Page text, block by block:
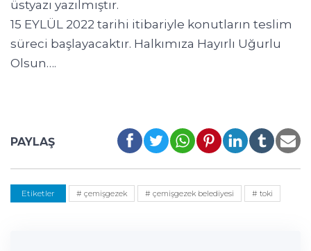
üstyazı yazılmıştır.
15 EYLÜL 2022 tarihi itibariyle konutların teslim
süreci başlayacaktır. Halkımıza Hayırlı Uğurlu
Olsun….
PAYLAŞ
Etiketler # çemişgezek # çemişgezek belediyesi # toki